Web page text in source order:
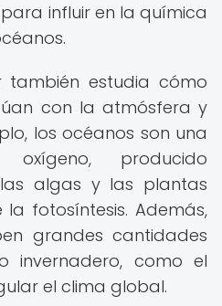
influir en la química
estudia cómo
con la atmósfera y
los océanos son una
producido
algas y las plantas
fotosíntesis. Además,
grandes cantidades
invernadero, como el
el clima global.